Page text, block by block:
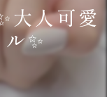
大人可愛
✨